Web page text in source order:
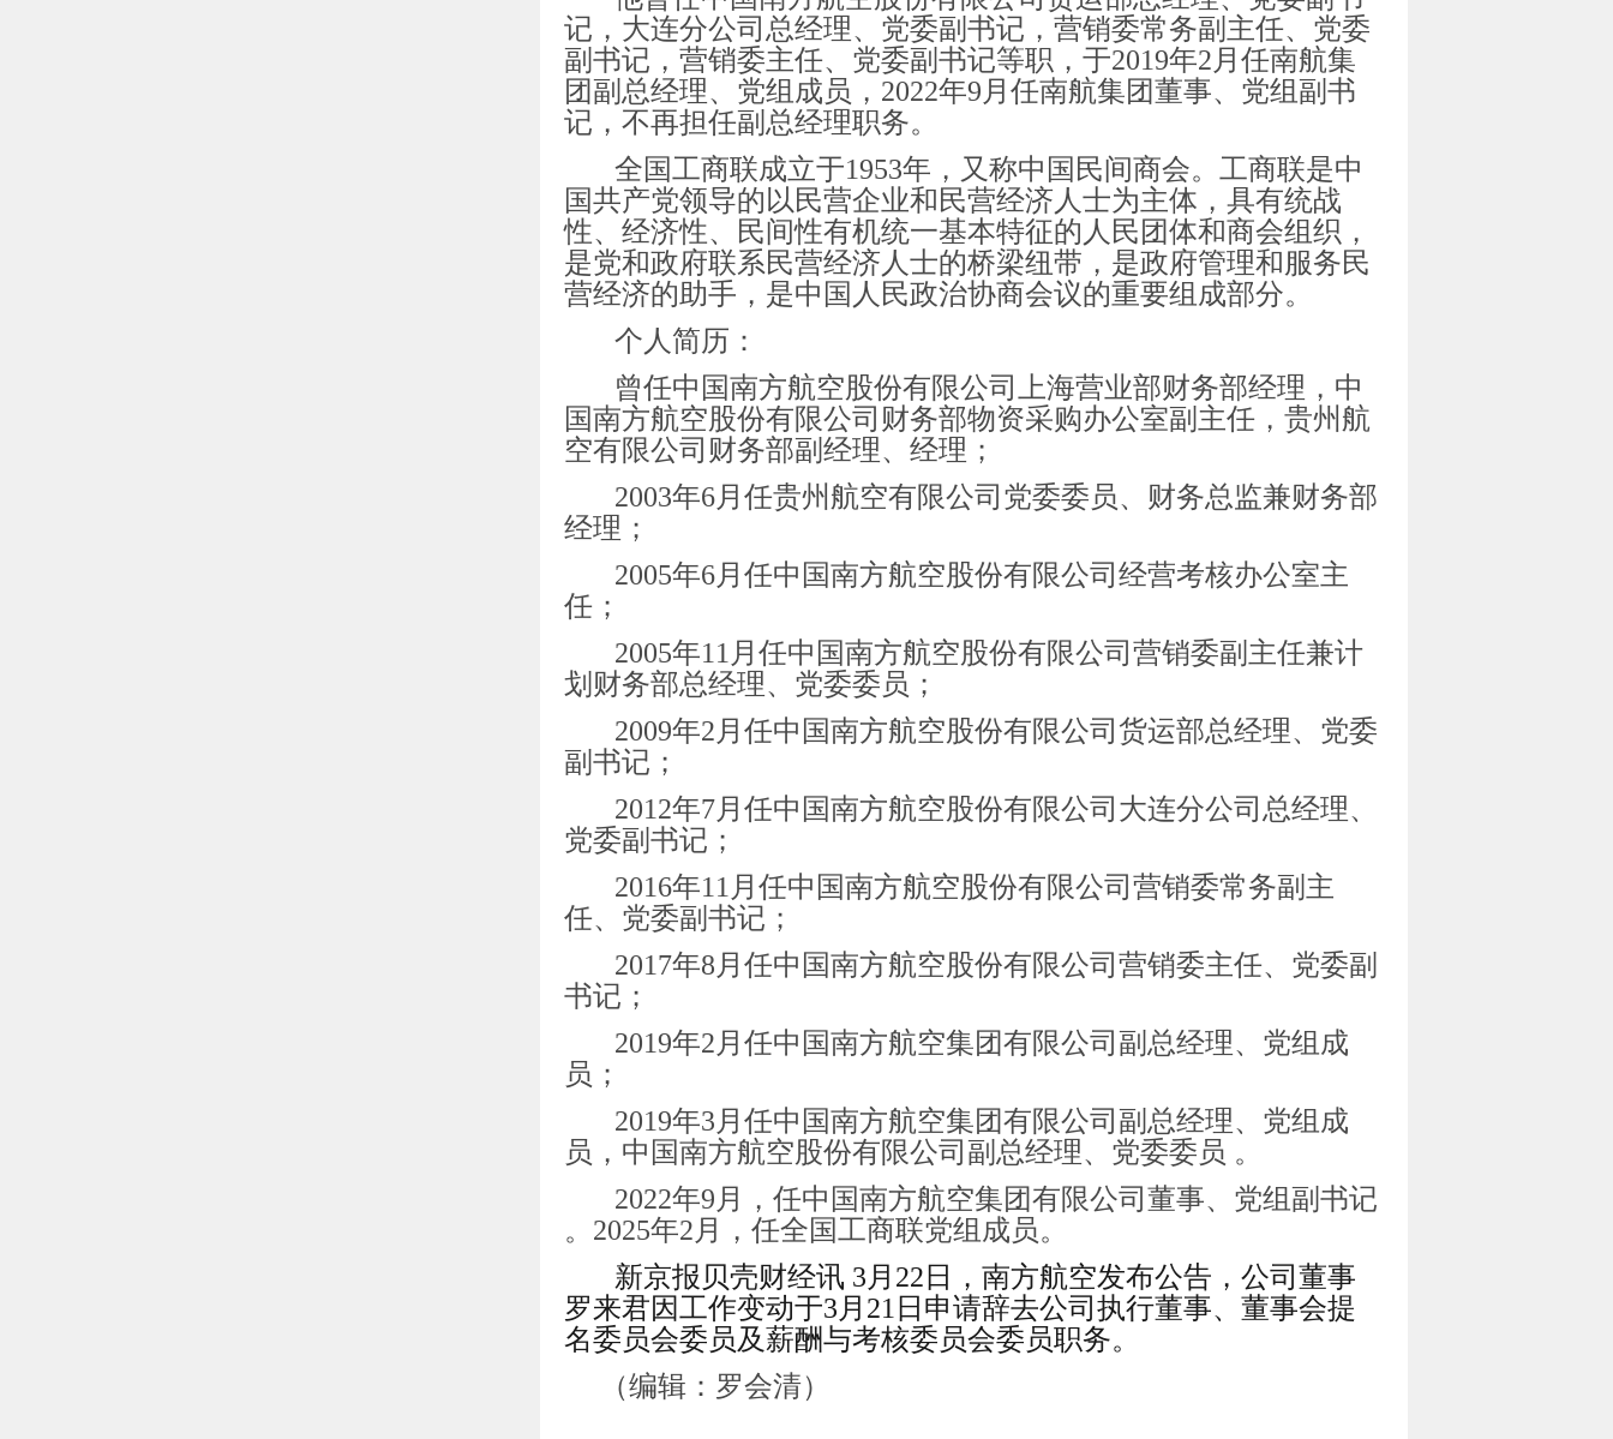
记，大连分公司总经理、党委副书记，营销委常务副主任、党委
副书记，营销委主任、党委副书记等职，于2019年2月任南航集
团副总经理、党组成员，2022年9月任南航集团董事、党组副书
记，不再担任副总经理职务。
全国工商联成立于1953年，又称中国民间商会。工商联是中
国共产党领导的以民营企业和民营经济人士为主体，具有统战
性、经济性、民间性有机统一基本特征的人民团体和商会组织，
是党和政府联系民营经济人士的桥梁纽带，是政府管理和服务民
营经济的助手，是中国人民政治协商会议的重要组成部分。
个人简历：
曾任中国南方航空股份有限公司上海营业部财务部经理，中
国南方航空股份有限公司财务部物资采购办公室副主任，贵州航
空有限公司财务部副经理、经理；
2003年6月任贵州航空有限公司党委委员、财务总监兼财务部
经理；
2005年6月任中国南方航空股份有限公司经营考核办公室主
任；
2005年11月任中国南方航空股份有限公司营销委副主任兼计
划财务部总经理、党委委员；
2009年2月任中国南方航空股份有限公司货运部总经理、党委
副书记；
2012年7月任中国南方航空股份有限公司大连分公司总经理、
党委副书记；
2016年11月任中国南方航空股份有限公司营销委常务副主
任、党委副书记；
2017年8月任中国南方航空股份有限公司营销委主任、党委副
书记；
2019年2月任中国南方航空集团有限公司副总经理、党组成
员；
2019年3月任中国南方航空集团有限公司副总经理、党组成
员，中国南方航空股份有限公司副总经理、党委委员 。
2022年9月，任中国南方航空集团有限公司董事、党组副书记
。2025年2月，任全国工商联党组成员。
新京报贝壳财经讯 3月22日，南方航空发布公告，公司董事
罗来君因工作变动于3月21日申请辞去公司执行董事、董事会提
名委员会委员及薪酬与考核委员会委员职务。
（编辑： 罗会清）